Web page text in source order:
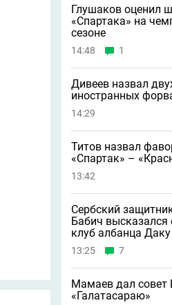
Глушаков оценил
«Спартака» на
сезоне
14:48 1
Дивеев назвал
иностранных
14:29
Титов назвал
«Спартак» –
13:42
Сербский
Бабич высказался
клуб албанца Даку
13:25 7
Мамаев дал совет
«Галатасараю»